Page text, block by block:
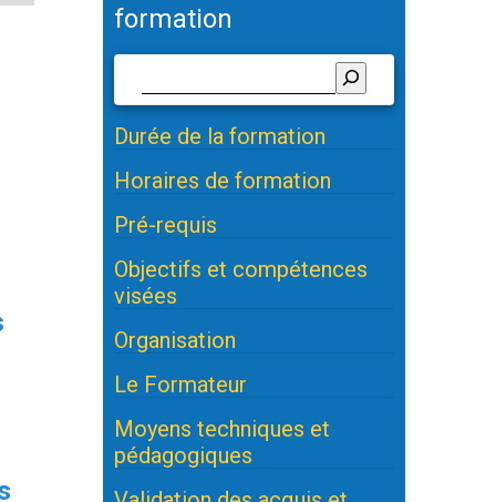
formation
Durée de la formation
Horaires de formation
Pré-requis
Objectifs et compétences
visées
Organisation
Le Formateur
Moyens techniques et
pédagogiques